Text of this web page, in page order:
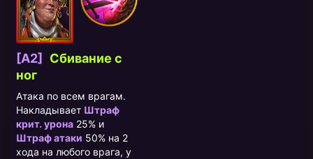
[A2]
Сбивание с
ног
Атака по всем врагам.
Накладывает Штраф
крит. урона 25% и
Штраф атаки 50% на 2
хода на любого врага, у